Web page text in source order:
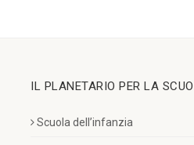
IL PLANETARIO PER LA
Scuola dell’infanzia